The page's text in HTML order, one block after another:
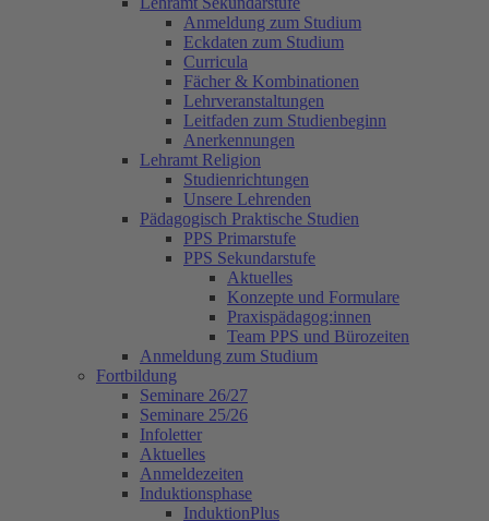
Anmeldung zum Studium
Eckdaten zum Studium
Curricula
Fächer & Kombinationen
Lehrveranstaltungen
Leitfaden zum Studienbeginn
Anerkennungen
Lehramt Religion
Studienrichtungen
Unsere Lehrenden
Pädagogisch Praktische Studien
PPS Primarstufe
PPS Sekundarstufe
Aktuelles
Konzepte und Formulare
Praxispädagog:innen
Team PPS und Bürozeiten
Anmeldung zum Studium
Fortbildung
Seminare 26/27
Seminare 25/26
Infoletter
Aktuelles
Anmeldezeiten
Induktionsphase
InduktionPlus